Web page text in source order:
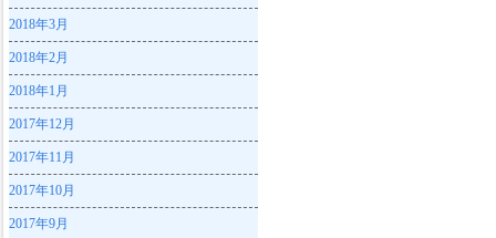
2018年3月
2018年2月
2018年1月
2017年12月
2017年11月
2017年10月
2017年9月